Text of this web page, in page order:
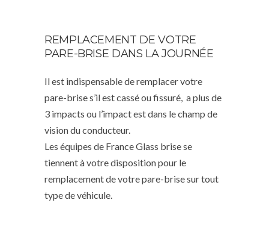
REMPLACEMENT DE VOTRE
PARE-BRISE DANS LA JOURNÉE
Il est indispensable de remplacer votre
pare-brise s’il est cassé ou fissuré, a plus de
3 impacts ou l’impact est dans le champ de
vision du conducteur.
Les équipes de France Glass brise se
tiennent à votre disposition pour le
remplacement de votre pare-brise sur tout
type de véhicule.